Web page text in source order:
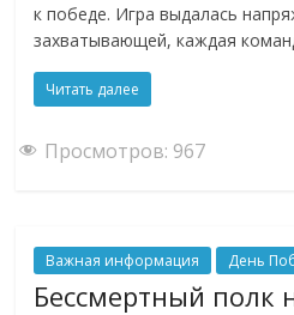
к победе. Игра выдалась
захватывающей, каждая
Читать далее
Просмотров: 967
Важная информация День
Бессмертный полк